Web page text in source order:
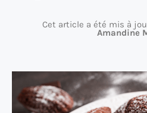
Cet article a été mis à
Amandine